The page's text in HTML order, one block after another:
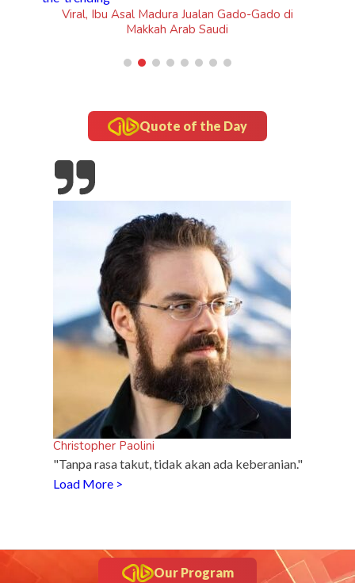
Quote of the Day
Christopher Paolini
"Tanpa rasa takut, tidak akan ada keberanian."
Load More >
Our Program